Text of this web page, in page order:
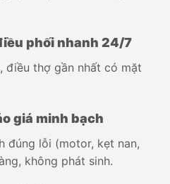
phối nhanh 24/7
điều thợ gần nhất có mặt
giá minh bạch
đúng lỗi (motor, kẹt nan,
không phát sinh.